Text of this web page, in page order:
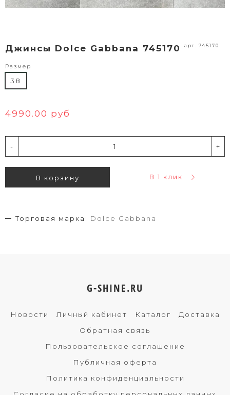
Джинсы Dolce Gabbana 745170 арт. 745170
Размер
38
4990.00 руб
- +
В корзину В 1 клик
Торговая марка: Dolce Gabbana
G-SHINE.RU
Новости Личный кабинет Каталог
Доставка
Обратная связь
Пользовательское соглашение
Публичная оферта
Политика конфиденциальности